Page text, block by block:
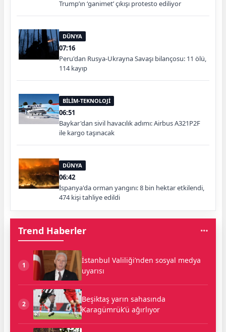
Trump’ın ‘ganimet’ çıkışı protesto ediliyor
DÜNYA
07:16
Peru'dan Rusya-Ukrayna Savaşı bilançosu: 11 ölü,
114 kayıp
BİLİM-TEKNOLOJİ
06:51
Baykar'dan sivil havacılık adımı: Airbus A321P2F
ile kargo taşınacak
DÜNYA
06:42
İspanya'da orman yangını: 8 bin hektar etkilendi,
474 kişi tahliye edildi
Trend Haberler
1
İstanbul Valiliği’nden sosyal medya
uyarısı
2
Beşiktaş yarın sahasında
Karagümrük’ü ağırlıyor